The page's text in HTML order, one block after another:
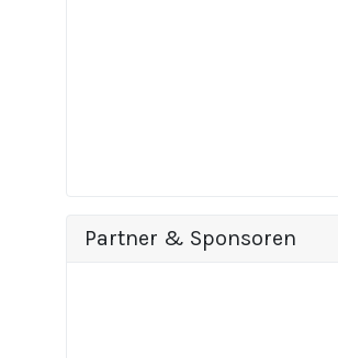
Partner & Sponsoren